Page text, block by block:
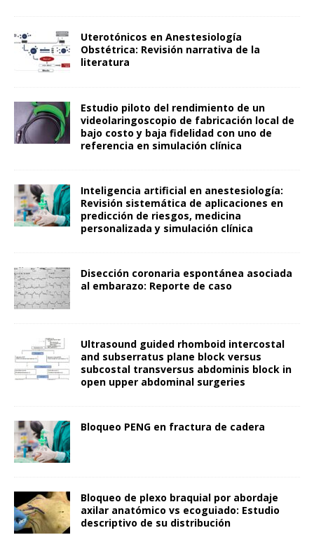
Uterotónicos en Anestesiología
Obstétrica: Revisión narrativa de la
literatura
Estudio piloto del rendimiento de un
videolaringoscopio de fabricación local de
bajo costo y baja fidelidad con uno de
referencia en simulación clínica
Inteligencia artificial en anestesiología:
Revisión sistemática de aplicaciones en
predicción de riesgos, medicina
personalizada y simulación clínica
Disección coronaria espontánea asociada
al embarazo: Reporte de caso
Ultrasound guided rhomboid intercostal
and subserratus plane block versus
subcostal transversus abdominis block in
open upper abdominal surgeries
Bloqueo PENG en fractura de cadera
Bloqueo de plexo braquial por abordaje
axilar anatómico vs ecoguiado: Estudio
descriptivo de su distribución